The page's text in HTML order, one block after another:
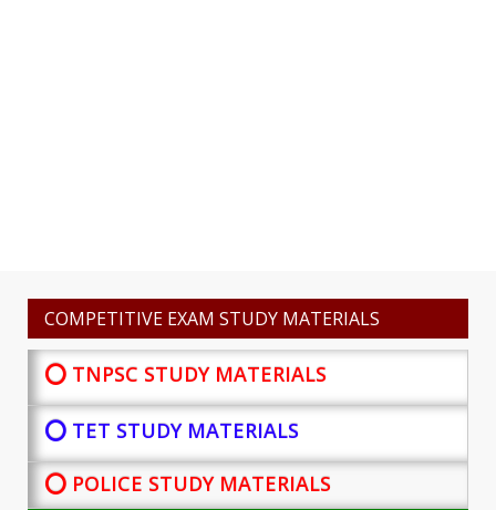
COMPETITIVE EXAM STUDY MATERIALS
⭕ TNPSC STUDY MATERIALS
⭕ TET STUDY MATERIALS
⭕ POLICE STUDY MATERIALS